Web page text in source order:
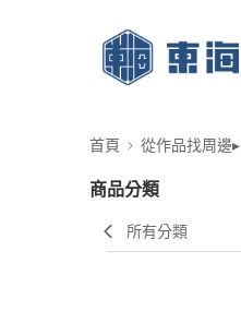
首頁 從作品找周邊▸
商品分類
所有分類